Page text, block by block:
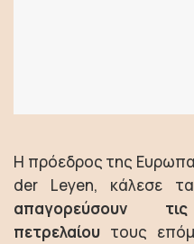
H πρόεδρος της
der Leyen, κάλεσε
απαγορεύσουν
πετρελαίου τους